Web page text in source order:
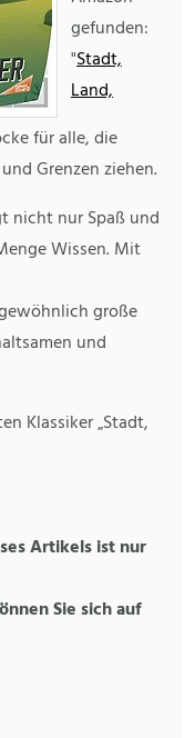
gefunden:
"Stadt,
Land,
für alle, die
Grenzen ziehen.
nicht nur Spaß und
Wissen. Mit
große
und
Klassiker „Stadt,
Artikels ist nur
Sie sich auf